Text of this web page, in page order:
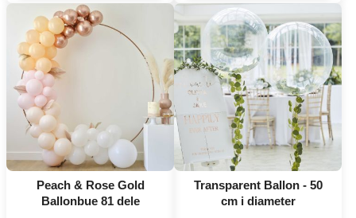
Peach & Rose Gold
Ballonbue 81 dele
Transparent Ballon - 50
cm i diameter